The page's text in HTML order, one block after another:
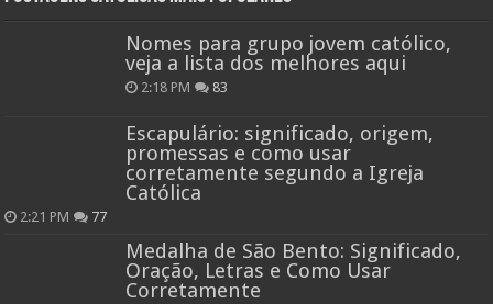
Nomes para grupo jovem católico,
veja a lista dos melhores aqui
2:18 PM 83
Escapulário: significado, origem,
promessas e como usar
corretamente segundo a Igreja
Católica
2:21 PM 77
Medalha de São Bento: Significado,
Oração, Letras e Como Usar
Corretamente